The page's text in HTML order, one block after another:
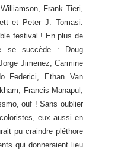
Frank Tieri,
et Peter J. Tomasi.
festival ! En plus de
se succède : Doug
Jimenez, Carmine
Federici, Ethan Van
Francis Manapul,
ouf ! Sans oublier
eux aussi en
pu craindre pléthore
qui donneraient lieu